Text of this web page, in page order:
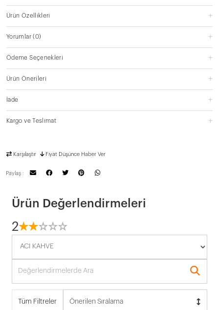
Ürün Özellikleri
Yorumlar(0)
Ödeme Seçenekleri
Ürün Önerileri
İade
Kargo ve Teslimat
Karşılaştır Fiyat Düşünce Haber Ver
Paylaş :
Ürün Değerlendirmeleri
2☆☆☆☆☆
★★★★★
Tüm Filtreler Önerilen Sıralama